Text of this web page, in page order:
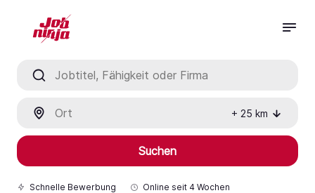
+ 25 km
Suchen
Schnelle Bewerbung Online seit 4 Wochen